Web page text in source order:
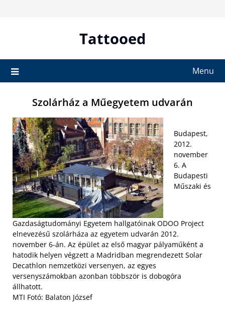
Tattooed
Menu
Szolárház a Műegyetem udvarán
Budapest,
2012.
november
6. A
Budapesti
Műszaki és
Gazdaságtudományi Egyetem hallgatóinak ODOO Project
elnevezésű szolárháza az egyetem udvarán 2012.
november 6-án. Az épület az első magyar pályaműként a
hatodik helyen végzett a Madridban megrendezett Solar
Decathlon nemzetközi versenyen, az egyes
versenyszámokban azonban többször is dobogóra
állhatott.
MTI Fotó: Balaton József